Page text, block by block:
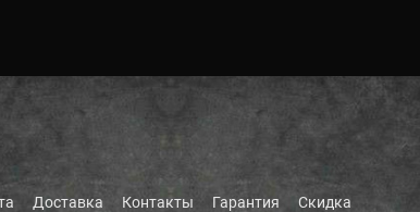
Доставка Контакты Гарантия Скидка